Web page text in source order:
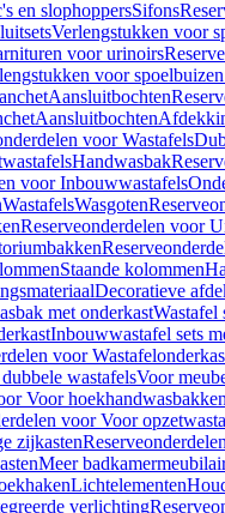
en slophoppersSifons
Verlengstukken voor
voor urinoirs
voor
Aansluitbochten
Aansluitbochten
voor Wastafels
Handwasbak
voor Inbouwwastafels
WastafelsWasgoten
Reserveonderdelen voor
Staande kolommen
Decoratieve
met onderkastWastafel
Inbouwwastafel sets
voor
wastafelsVoor
Voor hoekhandwasbakken
voor Voor
zijkasten
Meer
Lichtelementen
verlichting